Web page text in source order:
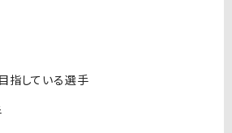
指している選手